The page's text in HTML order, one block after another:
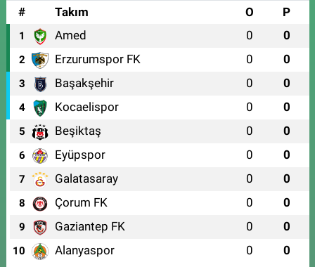
#
Takım O P
1 Amed 0 0
2 Erzurumspor FK 0 0
3 Başakşehir 0 0
4 Kocaelispor 0 0
5 Beşiktaş 0 0
6 Eyüpspor 0 0
7 Galatasaray 0 0
8 Çorum FK 0 0
9 Gaziantep FK 0 0
10 Alanyaspor 0 0